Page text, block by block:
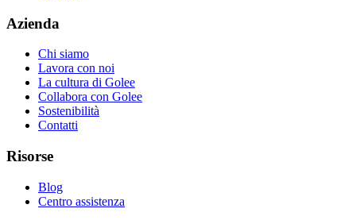
Azienda
Chi siamo
Lavora con noi
La cultura di Golee
Collabora con Golee
Sostenibilità
Contatti
Risorse
Blog
Centro assistenza